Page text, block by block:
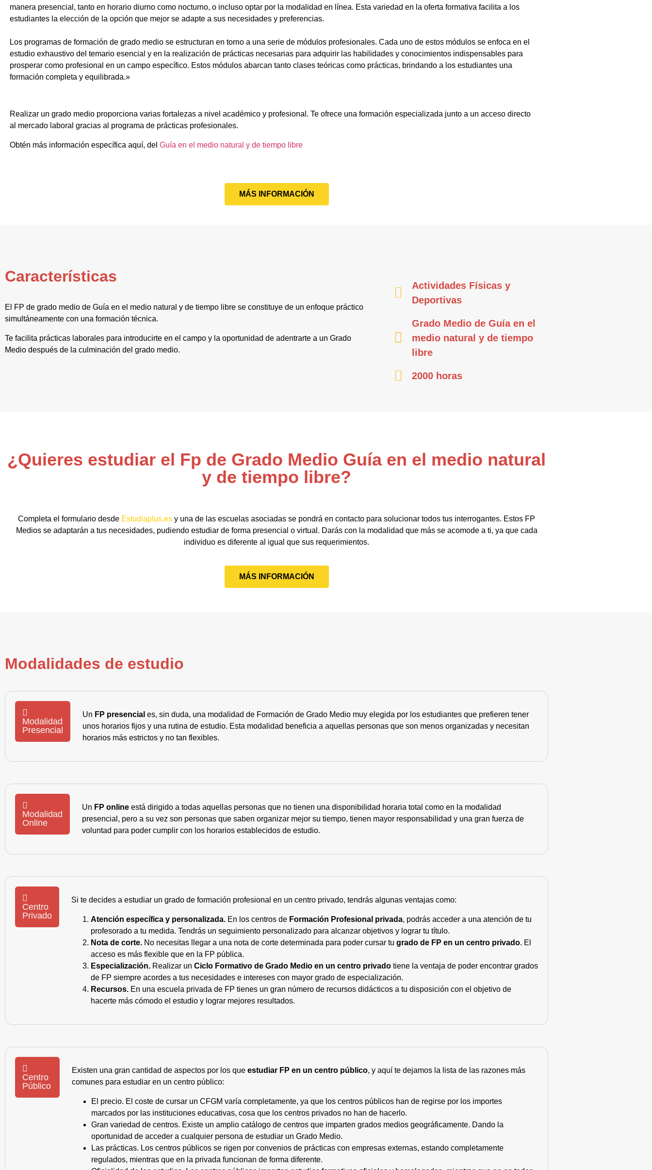
manera presencial, tanto en horario diurno como nocturno, o incluso optar por la modalidad en línea. Esta variedad en la oferta formativa facilita a los
estudiantes la elección de la opción que mejor se adapte a sus necesidades y preferencias.
Los programas de formación de grado medio se estructuran en torno a una serie de módulos profesionales. Cada uno de estos módulos se enfoca en el
estudio exhaustivo del temario esencial y en la realización de prácticas necesarias para adquirir las habilidades y conocimientos indispensables para
prosperar como profesional en un campo específico. Estos módulos abarcan tanto clases teóricas como prácticas, brindando a los estudiantes una
formación completa y equilibrada.»
Realizar un grado medio proporciona varias fortalezas a nivel académico y profesional. Te ofrece una formación especializada junto a un acceso directo
al mercado laboral gracias al programa de prácticas profesionales.
Obtén más información específica aquí, del Guía en el medio natural y de tiempo libre
MÁS INFORMACIÓN
Características
El FP de grado medio de Guía en el medio natural y de tiempo libre se constituye de un enfoque práctico
simultáneamente con una formación técnica.
Te facilita prácticas laborales para introducirte en el campo y la oportunidad de adentrarte a un Grado
Medio después de la culminación del grado medio.
Actividades Físicas y
Deportivas
Grado Medio de Guía en el
medio natural y de tiempo
libre
2000 horas
¿Quieres estudiar el Fp de Grado Medio Guía en el medio natural
y de tiempo libre?
Completa el formulario desde Estudiaplus.es y una de las escuelas asociadas se pondrá en contacto para solucionar todos tus interrogantes. Estos FP
Medios se adaptarán a tus necesidades, pudiendo estudiar de forma presencial o virtual. Darás con la modalidad que más se acomode a ti, ya que cada
individuo es diferente al igual que sus requerimientos.
MÁS INFORMACIÓN
Modalidades de estudio
Modalidad
Presencial
Un FP presencial es, sin duda, una modalidad de Formación de Grado Medio muy elegida por los estudiantes que prefieren tener
unos horarios fijos y una rutina de estudio. Esta modalidad beneficia a aquellas personas que son menos organizadas y necesitan
horarios más estrictos y no tan flexibles.
Modalidad
Online
Un FP online está dirigido a todas aquellas personas que no tienen una disponibilidad horaria total como en la modalidad
presencial, pero a su vez son personas que saben organizar mejor su tiempo, tienen mayor responsabilidad y una gran fuerza de
voluntad para poder cumplir con los horarios establecidos de estudio.
Centro
Privado
Si te decides a estudiar un grado de formación profesional en un centro privado, tendrás algunas ventajas como:
Atención específica y personalizada. En los centros de Formación Profesional privada, podrás acceder a una atención de tu
profesorado a tu medida. Tendrás un seguimiento personalizado para alcanzar objetivos y lograr tu título.
Nota de corte. No necesitas llegar a una nota de corte determinada para poder cursar tu grado de FP en un centro privado. El
acceso es más flexible que en la FP pública.
Especialización. Realizar un Ciclo Formativo de Grado Medio en un centro privado tiene la ventaja de poder encontrar grados
de FP siempre acordes a tus necesidades e intereses con mayor grado de especialización.
Recursos. En una escuela privada de FP tienes un gran número de recursos didácticos a tu disposición con el objetivo de
hacerte más cómodo el estudio y lograr mejores resultados.
Centro
Público
Existen una gran cantidad de aspectos por los queestudiar FP en un centro público, y aquí te dejamos la lista de las razones más
comunes para estudiar en un centro público:
El precio. El coste de cursar un CFGM varía completamente, ya que los centros públicos han de regirse por los importes
marcados por las instituciones educativas, cosa que los centros privados no han de hacerlo.
Gran variedad de centros. Existe un amplio catálogo de centros que imparten grados medios geográficamente. Dando la
oportunidad de acceder a cualquier persona de estudiar un Grado Medio.
Las prácticas. Los centros públicos se rigen por convenios de prácticas con empresas externas, estando completamente
regulados, mientras que en la privada funcionan de forma diferente.